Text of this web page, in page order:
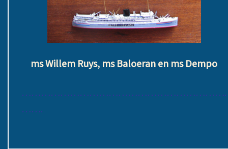
ms Willem Ruys, ms Baloeran en ms Dempo
……………………………………………………….
…….